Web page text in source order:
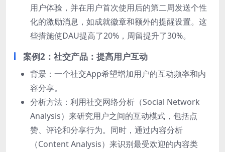
用户体验，并在用户首次使用后的第二周发送个性
化的激励消息，如成就徽章和额外的提醒设置。这
些措施使DAU提高了20%，周留提升了30%。
案例2：社交产品：提高用户互动
背景：一个社交App希望增加用户的互动频率和内
容分享。
分析方法：利用社交网络分析（Social Network
Analysis）来研究用户之间的互动模式，包括点
赞、评论和分享行为。同时，通过内容分析
（Content Analysis）来识别最受欢迎的内容类